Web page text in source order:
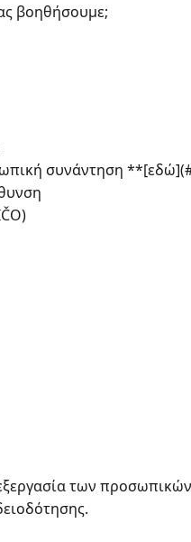
βοηθήσουμε;
συνάντηση
των